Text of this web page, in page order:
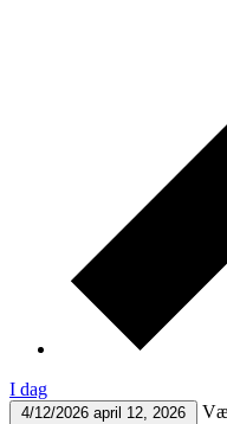
I dag
4/12/2026 april 12, 2026